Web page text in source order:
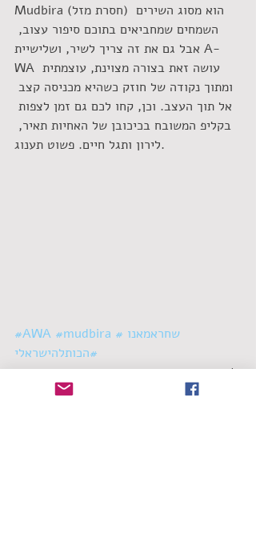
Mudbira (חסרת מזל) הוא מסוג השירים
השמחים שמחביאים בתוכם סיפור עצוב,
אבל גם את זה צריך לשיר, ושלישיית A-
WA עושה זאת בצורה מצוינת, עוצמתית
ומתוך נקודה של חוזק כשהיא מכניסה קצב
אל תוך העצב. וכן, קחו לכם גם זמן לצפות
בקליפ המשובח בכיכובן של האחיות תאיר,
לירון ותגל חיים. פשוט תענוג.
#AWA #mudbira
#שחראמאנו
#הכותלהישראלי
סינגלים